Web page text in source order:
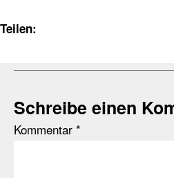
Teilen:
Schreibe einen
Kommentar *